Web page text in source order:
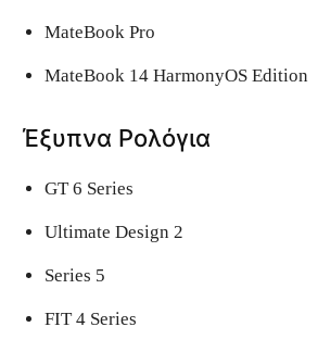
MateBook Pro
MateBook 14 HarmonyOS Edition
Έξυπνα Ρολόγια
GT 6 Series
Ultimate Design 2
Series 5
FIT 4 Series